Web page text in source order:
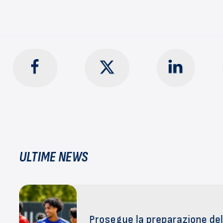
ULTIME NEWS
Prosegue la preparazione